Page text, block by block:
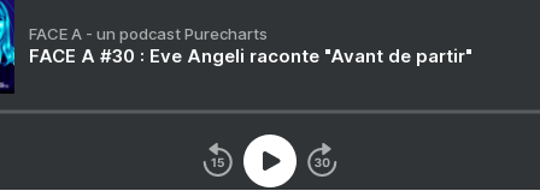
FACE A - un podcast Purecharts
FACE A #30 : Eve Angeli raconte "Avant de partir"